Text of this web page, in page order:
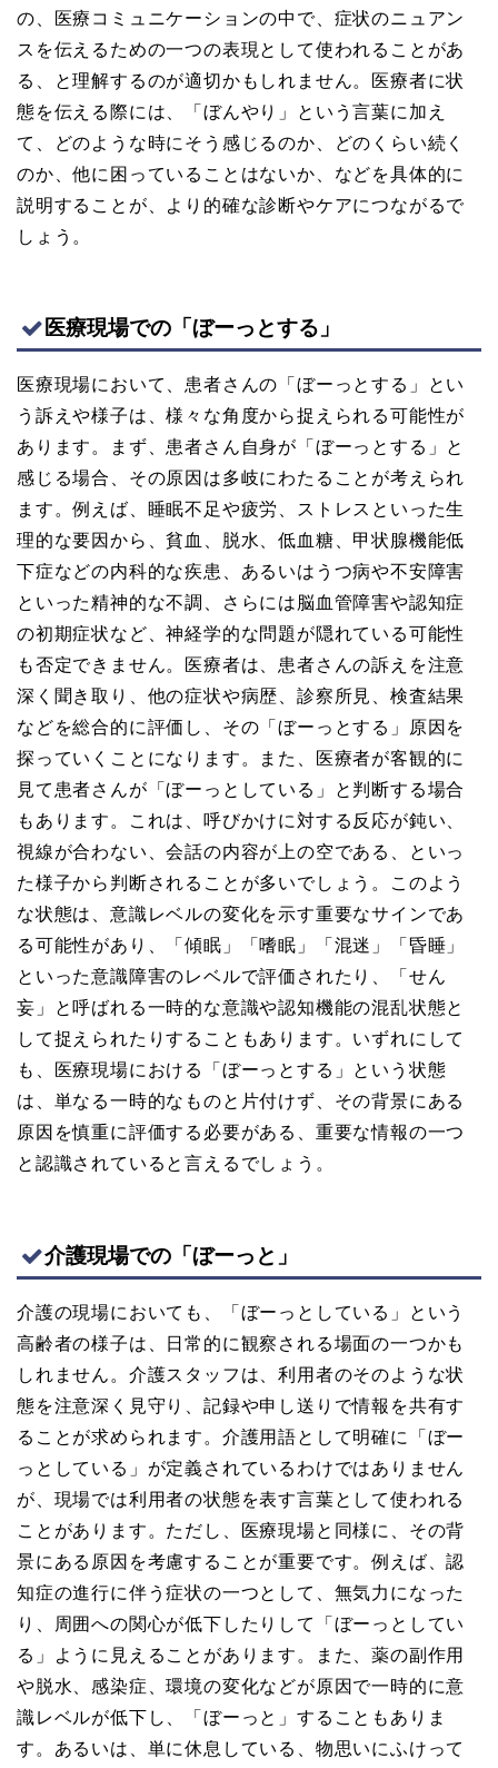
の、医療コミュニケーションの中で、症状のニュアン
スを伝えるための一つの表現として使われることがあ
る、と理解するのが適切かもしれません。医療者に状
態を伝える際には、「ぼんやり」という言葉に加え
て、どのような時にそう感じるのか、どのくらい続く
のか、他に困っていることはないか、などを具体的に
説明することが、より的確な診断やケアにつながるで
しょう。
医療現場での「ぼーっとする」
医療現場において、患者さんの「ぼーっとする」とい
う訴えや様子は、様々な角度から捉えられる可能性が
あります。まず、患者さん自身が「ぼーっとする」と
感じる場合、その原因は多岐にわたることが考えられ
ます。例えば、睡眠不足や疲労、ストレスといった生
理的な要因から、貧血、脱水、低血糖、甲状腺機能低
下症などの内科的な疾患、あるいはうつ病や不安障害
といった精神的な不調、さらには脳血管障害や認知症
の初期症状など、神経学的な問題が隠れている可能性
も否定できません。医療者は、患者さんの訴えを注意
深く聞き取り、他の症状や病歴、診察所見、検査結果
などを総合的に評価し、その「ぼーっとする」原因を
探っていくことになります。また、医療者が客観的に
見て患者さんが「ぼーっとしている」と判断する場合
もあります。これは、呼びかけに対する反応が鈍い、
視線が合わない、会話の内容が上の空である、といっ
た様子から判断されることが多いでしょう。このよう
な状態は、意識レベルの変化を示す重要なサインであ
る可能性があり、「傾眠」「嗜眠」「混迷」「昏睡」
といった意識障害のレベルで評価されたり、「せん
妄」と呼ばれる一時的な意識や認知機能の混乱状態と
して捉えられたりすることもあります。いずれにして
も、医療現場における「ぼーっとする」という状態
は、単なる一時的なものと片付けず、その背景にある
原因を慎重に評価する必要がある、重要な情報の一つ
と認識されていると言えるでしょう。
介護現場での「ぼーっと」
介護の現場においても、「ぼーっとしている」という
高齢者の様子は、日常的に観察される場面の一つかも
しれません。介護スタッフは、利用者のそのような状
態を注意深く見守り、記録や申し送りで情報を共有す
ることが求められます。介護用語として明確に「ぼー
っとしている」が定義されているわけではありません
が、現場では利用者の状態を表す言葉として使われる
ことがあります。ただし、医療現場と同様に、その背
景にある原因を考慮することが重要です。例えば、認
知症の進行に伴う症状の一つとして、無気力になった
り、周囲への関心が低下したりして「ぼーっとしてい
る」ように見えることがあります。また、薬の副作用
や脱水、感染症、環境の変化などが原因で一時的に意
識レベルが低下し、「ぼーっと」することもありま
す。あるいは、単に休息している、物思いにふけって